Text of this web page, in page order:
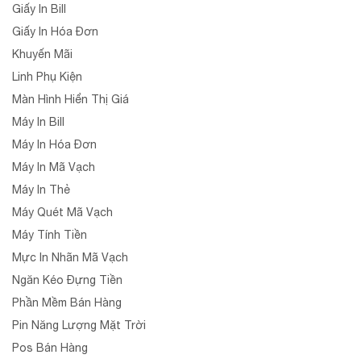
Giấy In Bill
Giấy In Hóa Đơn
Khuyến Mãi
Linh Phụ Kiện
Màn Hình Hiển Thị Giá
Máy In Bill
Máy In Hóa Đơn
Máy In Mã Vạch
Máy In Thẻ
Máy Quét Mã Vạch
Máy Tính Tiền
Mực In Nhãn Mã Vạch
Ngăn Kéo Đựng Tiền
Phần Mềm Bán Hàng
Pin Năng Lượng Mặt Trời
Pos Bán Hàng